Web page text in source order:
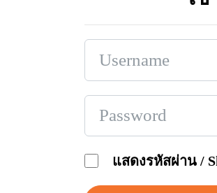
แสดงรหัสผ่าน /